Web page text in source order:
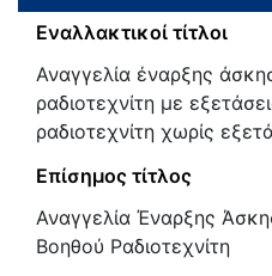
Εναλλακτικοί τίτλοι
Αναγγελία έναρξης
ραδιοτεχνίτη με
ραδιοτεχνίτη χωρίς
Επίσημος τίτλος
Αναγγελία Έναρξης
Βοηθού Ραδιοτεχνίτη